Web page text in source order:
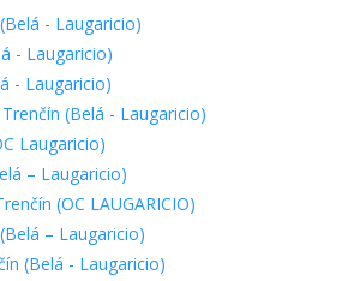
- Laugaricio)
- Laugaricio)
- Laugaricio)
(Belá - Laugaricio)
Laugaricio)
– Laugaricio)
(OC LAUGARICIO)
– Laugaricio)
(Belá - Laugaricio)